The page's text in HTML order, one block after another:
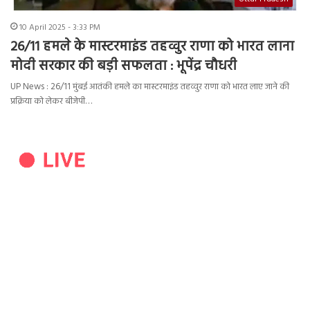
10 April 2025 - 3:33 PM
26/11 हमले के मास्टरमाइंड तहव्वुर राणा को भारत लाना
मोदी सरकार की बड़ी सफलता : भूपेंद्र चौधरी
UP News : 26/11 मुंबई आतंकी हमले का मास्टरमाइंड तहव्वुर राणा को भारत लाए जाने की
प्रक्रिया को लेकर बीजेपी…